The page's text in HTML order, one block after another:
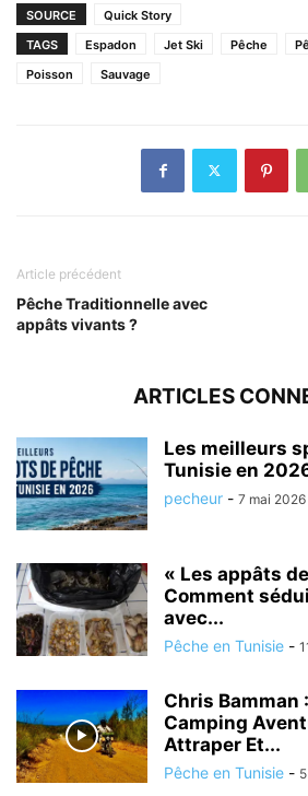
SOURCE
Quick Story
TAGS
Espadon Jet Ski Pêche
Poisson
Sauvage
Article précédent
Pêche Traditionnelle avec
appâts vivants ?
ARTICLES
Les meilleurs
Tunisie en
pecheur - 7 mai 2026
« Les appâts
Comment
avec...
Pêche en Tunisie -
Chris Bamman
Camping
Attraper Et...
Pêche en Tunisie -